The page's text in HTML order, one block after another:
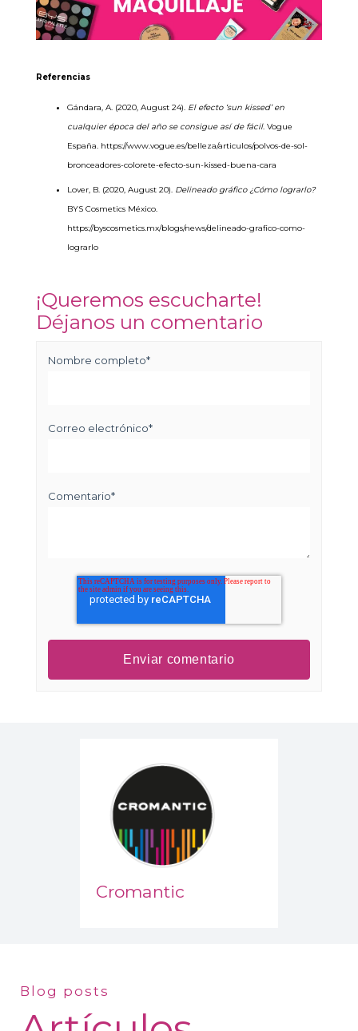
Referencias
Gándara, A. (2020, August 24). El efecto ‘sun kissed’ en
cualquier época del año se consigue así de fácil. Vogue
España. https://www.vogue.es/belleza/articulos/polvos-de-sol-
bronceadores-colorete-efecto-sun-kissed-buena-cara
Lover, B. (2020, August 20). Delineado gráfico ¿Cómo lograrlo?
BYS Cosmetics México.
https://byscosmetics.mx/blogs/news/delineado-grafico-como-
lograrlo
¡Queremos escucharte!
Déjanos un comentario
Nombre completo*
Correo electrónico*
Comentario*
Cromantic
Blog posts